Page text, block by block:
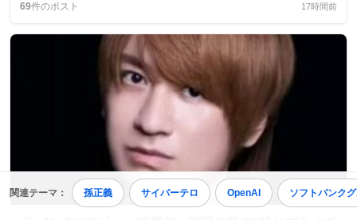
関連テーマ： 孫正義 サイバーテロ OpenAI ソフトバンク
69件のポスト 17時間前